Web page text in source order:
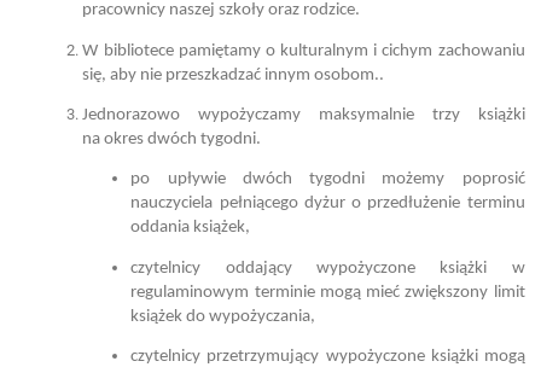
pracownicy naszej szkoły oraz rodzice.
W bibliotece pamiętamy o kulturalnym i cichym zachowaniu
się, aby nie przeszkadzać innym osobom..
Jednorazowo wypożyczamy maksymalnie trzy książki
na okres dwóch tygodni.
po upływie dwóch tygodni możemy poprosić
nauczyciela pełniącego dyżur o przedłużenie terminu
oddania książek,
czytelnicy oddający wypożyczone książki w
regulaminowym terminie mogą mieć zwiększony limit
książek do wypożyczania,
czytelnicy przetrzymujący wypożyczone książki mogą